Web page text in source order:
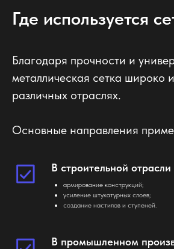
Где используется
Благодаря прочности и
металлическая сетка широко
различных отраслях.
Основные направления
В строительной отрасли
армирование конструкций;
усиление штукатурных слоев;
создание настилов и ступеней.
В промышленном